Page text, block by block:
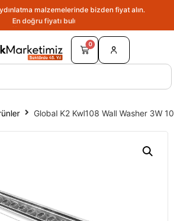
malzemelerinde bizden fiyat alın.
En doğru fiyatı bulun.
0
Global K2 Kwl108 Wall Washer 3W